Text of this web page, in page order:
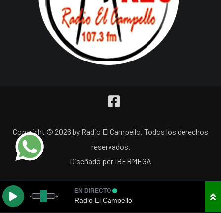
Copyright © 2026 by Radio El Campello. Todos los derechos
reservados.
Diseñado por IBERMEGA
- +
EN DIRECTO
Radio El Campello